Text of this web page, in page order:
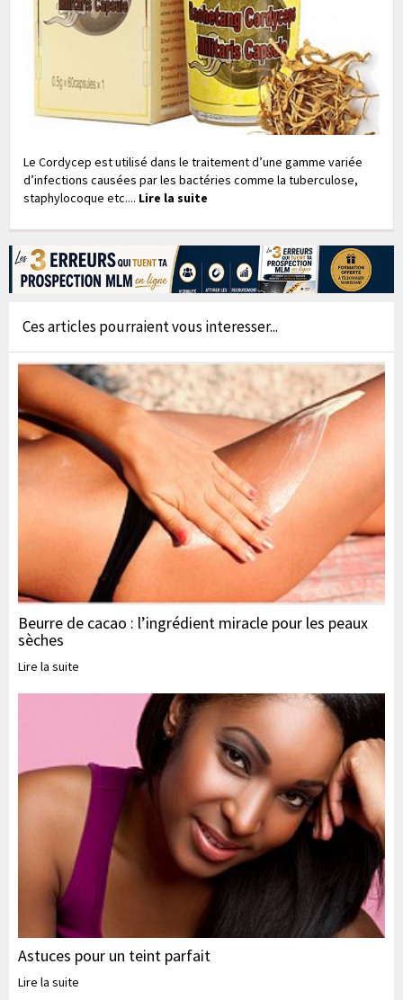
Le Cordycep est utilisé dans le traitement d’une gamme variée
d’infections causées par les bactéries comme la tuberculose,
staphylocoque etc.... Lire la suite
Ces articles pourraient vous interesser...
Beurre de cacao : l’ingrédient miracle pour les peaux
sèches
Lire la suite
Astuces pour un teint parfait
Lire la suite